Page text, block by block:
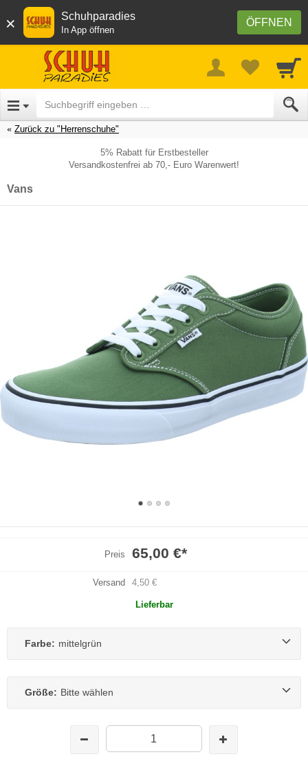
× ÖFFNEN
Schuhparadies
In App öffnen
Zurück zu "Herrenschuhe"
5% Rabatt für Erstbesteller
Versandkostenfrei ab 70,- Euro Warenwert!
Vans
Preis 65,00 €*
Versand 4,50 €
Lieferbar
Farbe: mittelgrün
Größe: Bitte wählen